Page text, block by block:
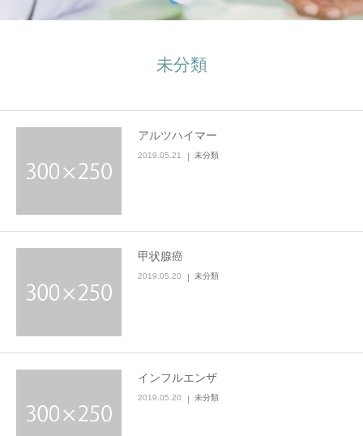
未分類
アルツハイマー
2019.05.21 未分類
甲状腺癌
2019.05.20 未分類
インフルエンザ
2019.05.20 未分類